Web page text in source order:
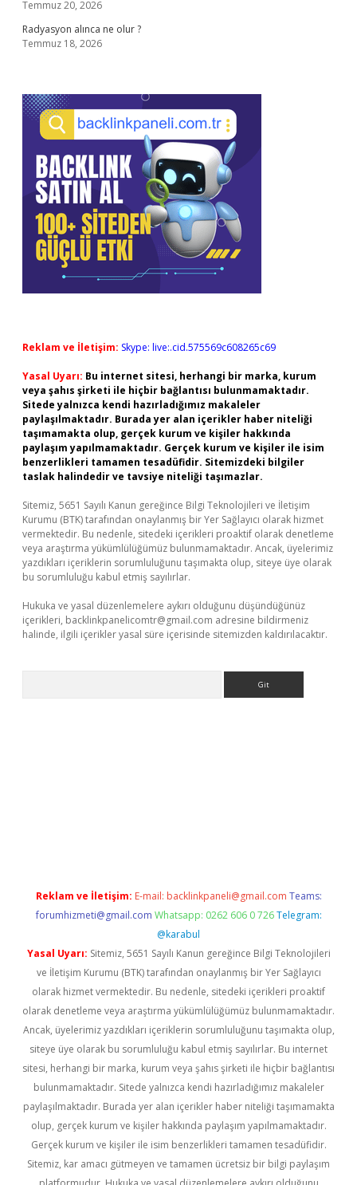
Temmuz 20, 2026
Radyasyon alınca ne olur ?
Temmuz 18, 2026
Reklam ve İletişim: Skype: live:.cid.575569c608265c69
Yasal Uyarı: Bu internet sitesi, herhangi bir marka, kurum
veya şahıs şirketi ile hiçbir bağlantısı bulunmamaktadır.
Sitede yalnızca kendi hazırladığımız makaleler
paylaşılmaktadır. Burada yer alan içerikler haber niteliği
taşımamakta olup, gerçek kurum ve kişiler hakkında
paylaşım yapılmamaktadır. Gerçek kurum ve kişiler ile isim
benzerlikleri tamamen tesadüfidir. Sitemizdeki bilgiler
taslak halindedir ve tavsiye niteliği taşımazlar.
Sitemiz, 5651 Sayılı Kanun gereğince Bilgi Teknolojileri ve İletişim
Kurumu (BTK) tarafından onaylanmış bir Yer Sağlayıcı olarak hizmet
vermektedir. Bu nedenle, sitedeki içerikleri proaktif olarak denetleme
veya araştırma yükümlülüğümüz bulunmamaktadır. Ancak, üyelerimiz
yazdıkları içeriklerin sorumluluğunu taşımakta olup, siteye üye olarak
bu sorumluluğu kabul etmiş sayılırlar.
Hukuka ve yasal düzenlemelere aykırı olduğunu düşündüğünüz
içerikleri, backlinkpanelicomtr@gmail.com adresine bildirmeniz
halinde, ilgili içerikler yasal süre içerisinde sitemizden kaldırılacaktır.
Reklam ve İletişim: E-mail: backlinkpaneli@gmail.com Teams:
forumhizmeti@gmail.com Whatsapp: 0262 606 0 726 Telegram:
@karabul
Yasal Uyarı: Sitemiz, 5651 Sayılı Kanun gereğince Bilgi Teknolojileri
ve İletişim Kurumu (BTK) tarafından onaylanmış bir Yer Sağlayıcı
olarak hizmet vermektedir. Bu nedenle, sitedeki içerikleri proaktif
olarak denetleme veya araştırma yükümlülüğümüz bulunmamaktadır.
Ancak, üyelerimiz yazdıkları içeriklerin sorumluluğunu taşımakta olup,
siteye üye olarak bu sorumluluğu kabul etmiş sayılırlar. Bu internet
sitesi, herhangi bir marka, kurum veya şahıs şirketi ile hiçbir bağlantısı
bulunmamaktadır. Sitede yalnızca kendi hazırladığımız makaleler
paylaşılmaktadır. Burada yer alan içerikler haber niteliği taşımamakta
olup, gerçek kurum ve kişiler hakkında paylaşım yapılmamaktadır.
Gerçek kurum ve kişiler ile isim benzerlikleri tamamen tesadüfidir.
Sitemiz, kar amacı gütmeyen ve tamamen ücretsiz bir bilgi paylaşım